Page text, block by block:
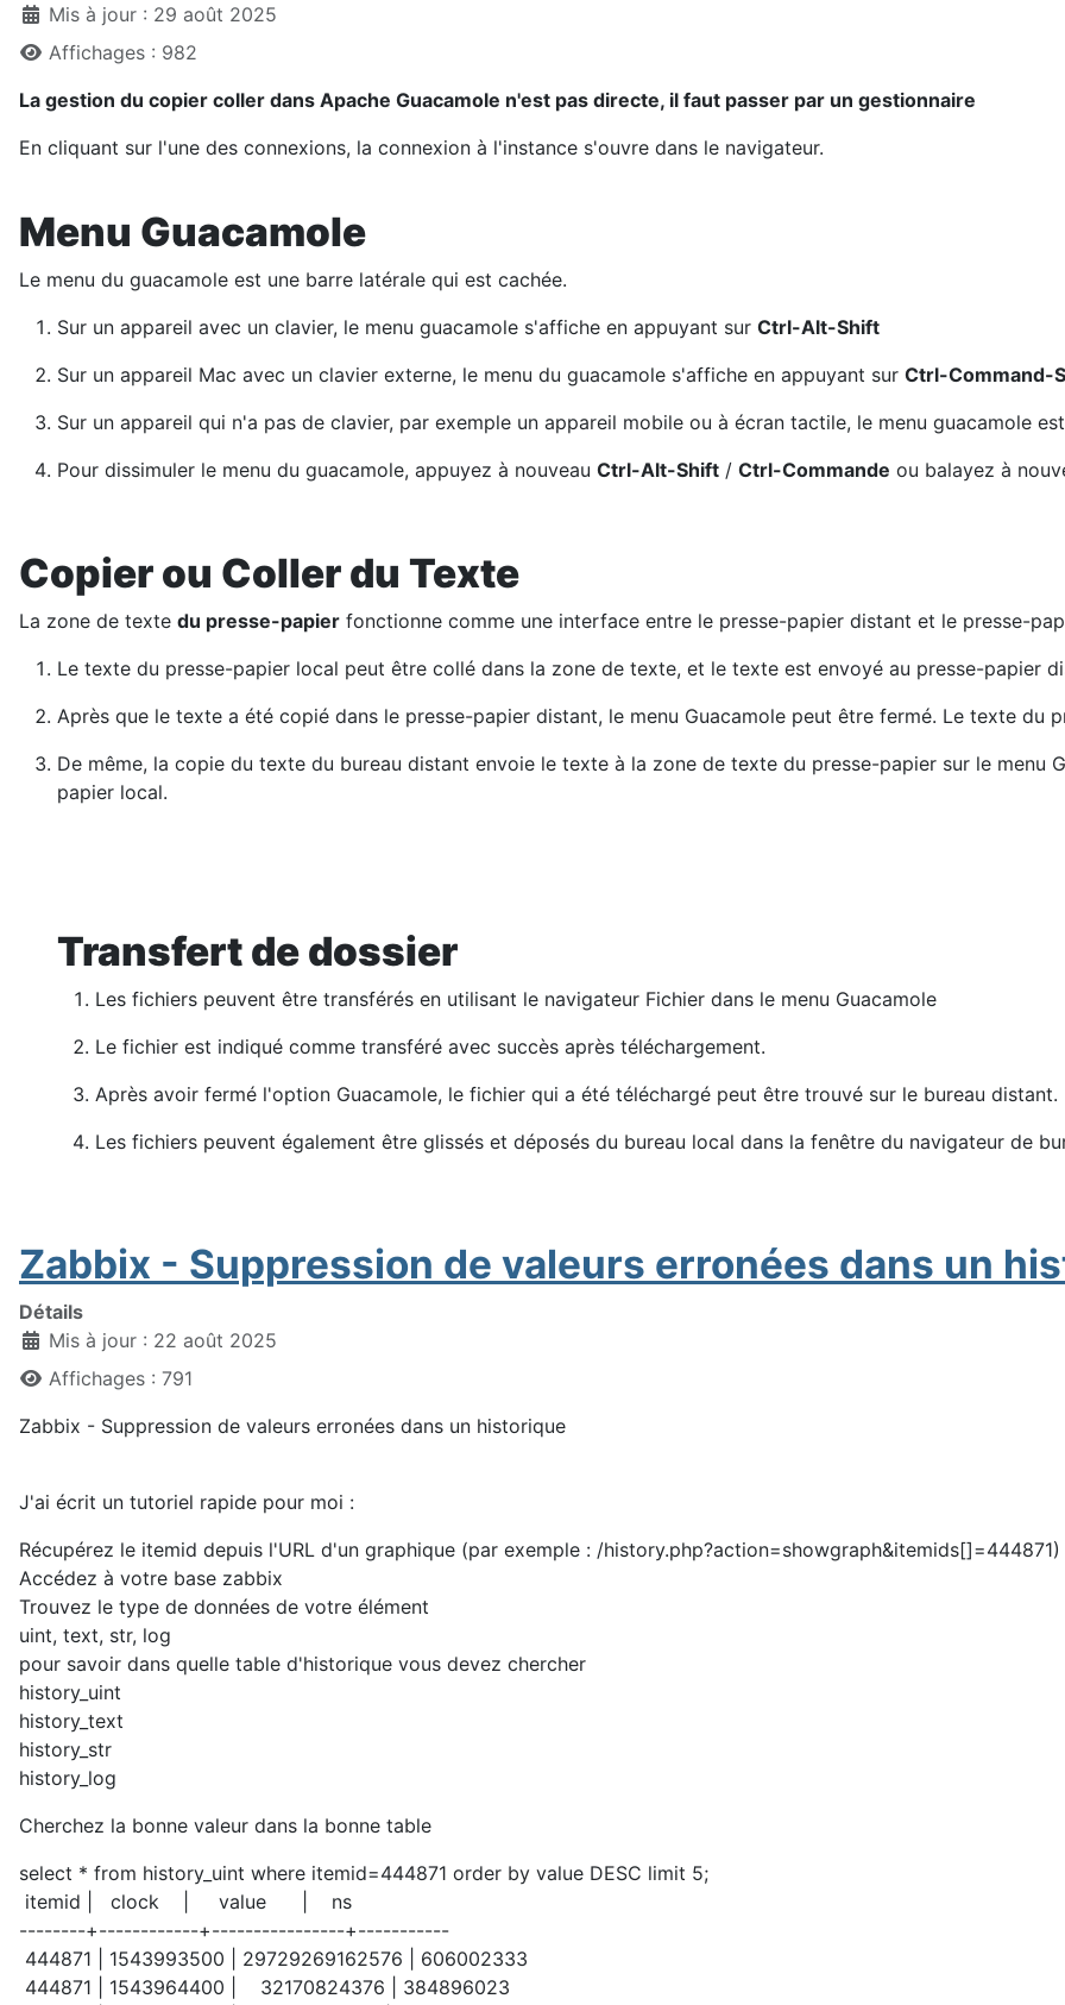
Mis à jour : 29 août 2025
Affichages : 982
La gestion du copier coller dans Apache Guacamole n'est pas directe, il faut passer par un gestionnaire
En cliquant sur l'une des connexions, la connexion à l'instance s'ouvre dans le navigateur.
Menu Guacamole
Le menu du guacamole est une barre latérale qui est cachée.
Sur un appareil avec un clavier, le menu guacamole s'affiche en appuyant sur Ctrl-Alt-Shift
Sur un appareil Mac avec un clavier externe, le menu du guacamole s'affiche en appuyant sur Ctrl-Command-
Sur un appareil qui n'a pas de clavier, par exemple un appareil mobile ou à écran tactile, le menu guacamole
Pour dissimuler le menu du guacamole, appuyez à nouveau Ctrl-Alt-Shift / Ctrl-Commande ou balayez à
Copier ou Coller du Texte
La zone de texte du presse-papier fonctionne comme une interface entre le presse-papier distant et le presse-
Le texte du presse-papier local peut être collé dans la zone de texte, et le texte est envoyé au presse-papier
Après que le texte a été copié dans le presse-papier distant, le menu Guacamole peut être fermé. Le texte du
De même, la copie du texte du bureau distant envoie le texte à la zone de texte du presse-papier sur le menu
papier local.
Transfert de dossier
Les fichiers peuvent être transférés en utilisant le navigateur Fichier dans le menu Guacamole​
Le fichier est indiqué comme transféré avec succès après téléchargement.
Après avoir fermé l'option Guacamole, le fichier qui a été téléchargé peut
Les fichiers peuvent également être glissés et déposés du bureau local dans la fenêtre du navigateur de
Zabbix - Suppression de valeurs erronées dans un
Détails
Mis à jour : 22 août 2025
Affichages : 791
Zabbix - Suppression de valeurs erronées dans un historique
J'ai écrit un tutoriel rapide pour moi :
Récupérez le itemid depuis l'URL d'un graphique (par exemple : /history.php?action=showgraph&itemids[]=444871)
Accédez à votre base zabbix
Trouvez le type de données de votre élément
uint, text, str, log
pour savoir dans quelle table d'historique vous devez chercher
history_uint
history_text
history_str
history_log
Cherchez la bonne valeur dans la bonne table
select * from history_uint where itemid=444871 order by value DESC limit 5;
itemid | clock | value | ns
--------+------------+----------------+-----------
444871 | 1543993500 | 29729269162576 | 606002333
444871 | 1543964400 | 32170824376 | 384896023